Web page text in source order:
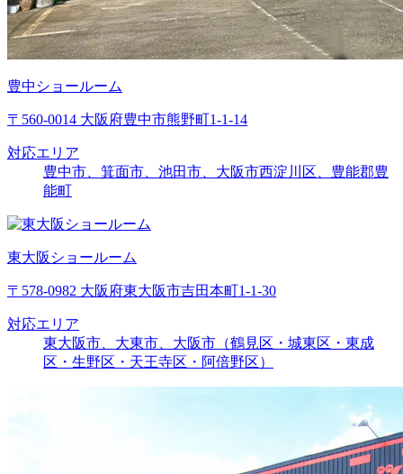
豊中ショールーム
〒560-0014 大阪府豊中市熊野町1-1-14
対応エリア
豊中市、箕面市、池田市、大阪市西淀川区、豊能郡豊
能町
東大阪ショールーム
〒578-0982 大阪府東大阪市吉田本町1-1-30
対応エリア
東大阪市、大東市、大阪市（鶴見区・城東区・東成
区・生野区・天王寺区・阿倍野区）